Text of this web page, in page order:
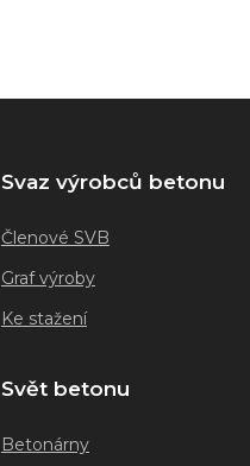
Svaz výrobců betonu
Členové SVB
Graf výroby
Ke stažení
Svět betonu
Betonárny